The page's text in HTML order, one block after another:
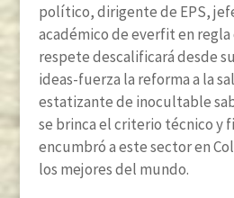
político, dirigente de EPS,
académico de everfit en
respete descalificará desde
ideas-fuerza la reforma a la
estatizante de inocultable
se brinca el criterio técnico y
encumbró a este sector en
los mejores del mundo.